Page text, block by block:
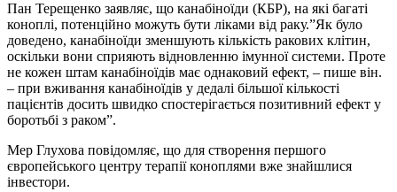
Пан Терещенко заявляє, що канабіноїди (КБР), на які багаті
коноплі, потенційно можуть бути ліками від раку.”Як було
доведено, канабіноїди зменшують кількість ракових клітин,
оскільки вони сприяють відновленню імунної системи. Проте
не кожен штам канабіноїдів має однаковий ефект, – пише він.
– при вживання канабіноїдів у дедалі більшої кількості
пацієнтів досить швидко спостерігається позитивний ефект у
боротьбі з раком”.
Мер Глухова повідомляє, що для створення першого
європейського центру терапії коноплями вже знайшлися
інвестори.